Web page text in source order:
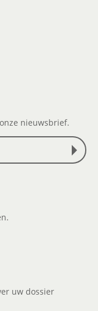
nieuwsbrief.
uw dossier